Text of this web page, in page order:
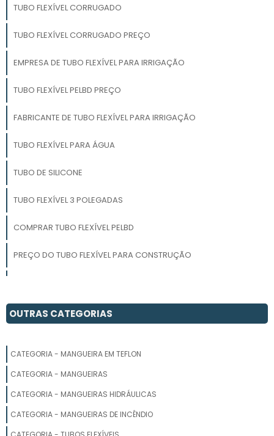
TUBO FLEXÍVEL CORRUGADO
TUBO FLEXÍVEL CORRUGADO PREÇO
EMPRESA DE TUBO FLEXÍVEL PARA IRRIGAÇÃO
TUBO FLEXÍVEL PELBD PREÇO
FABRICANTE DE TUBO FLEXÍVEL PARA IRRIGAÇÃO
TUBO FLEXÍVEL PARA ÁGUA
TUBO DE SILICONE
TUBO FLEXÍVEL 3 POLEGADAS
COMPRAR TUBO FLEXÍVEL PELBD
PREÇO DO TUBO FLEXÍVEL PARA CONSTRUÇÃO
TUBO FLEXÍVEL AR COMPRIMIDO
FABRICANTE DE TUBO FLEXÍVEL PARA CONSTRUÇÃO
TUBO FLEXÍVEL PLÁSTICO
OUTRAS CATEGORIAS
CATEGORIA - MANGUEIRA EM TEFLON
CATEGORIA - MANGUEIRAS
CATEGORIA - MANGUEIRAS HIDRÁULICAS
CATEGORIA - MANGUEIRAS DE INCÊNDIO